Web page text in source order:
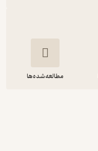
مطالعه‌شده‌ها